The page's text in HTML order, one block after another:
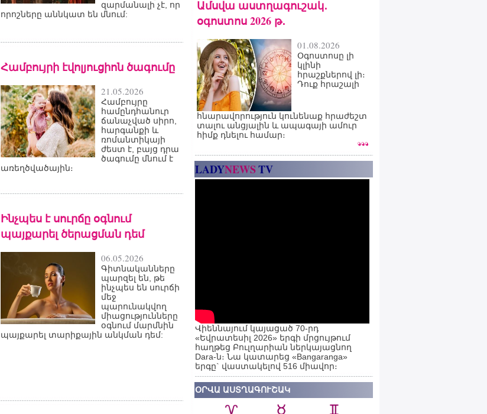
զարմանալի չէ, որ
որոշները աննկատ են մնում:
Համբույրի էվոլյուցիոն ծագումը
21.05.2026
Համբույրը
համընդհանուր
ճանաչված սիրո,
հարգանքի և
ռոմանտիկայի
ժեստ է, բայց դրա
ծագումը մնում է
առեղծվածային։
Ինչպես է սուրճը օգնում
պայքարել ծերացման դեմ
06.05.2026
Գիտնականները
պարզել են, թե
ինչպես են սուրճի
մեջ
պարունակվող
միացությունները
օգնում մարմնին
պայքարել տարիքային անկման դեմ:
Ամսվա աստղագուշակ․
օգոստոս 2026 թ․
01.08.2026
Օգոստոսը լի
կլինի
հրաշքներով լի։
Դուք հրաշալի
հնարավորություն կունենաք հրաժեշտ
տալու անցյալին և ապագայի ամուր
հիմք դնելու համար։
LADYNEWSTV
Վիեննայում կայացած 70-րդ
«Եվրատեսիլ 2026» երգի մրցույթում
հաղթեց Բուլղարիան ներկայացնող
Dara-ն։ Նա կատարեց «Bangaranga»
երգը` վաստակելով 516 միավոր։
ՕՐՎԱ ԱՍՏՂԱԳՈՒՇԱԿ